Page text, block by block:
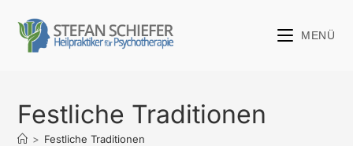
MENÜ
Festliche Traditionen
> Festliche Traditionen